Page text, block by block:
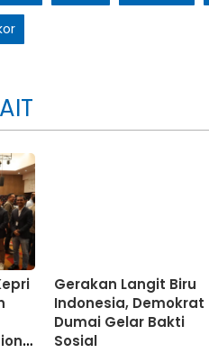
Gerakan Langit Biru
Indonesia, Demokrat
Dumai Gelar Bakti
Sosial